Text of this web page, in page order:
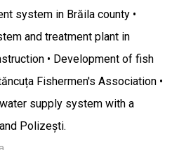
system in Brăila county •
and treatment plant in
• Development of fish
Fishermen's Association •
supply system with a
Polizești.